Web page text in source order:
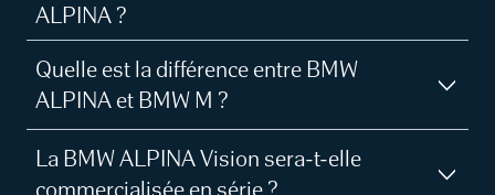
ALPINA ?
Quelle est la différence entre BMW
ALPINA et BMW M ?
La BMW ALPINA Vision sera-t-elle
commercialisée en série ?